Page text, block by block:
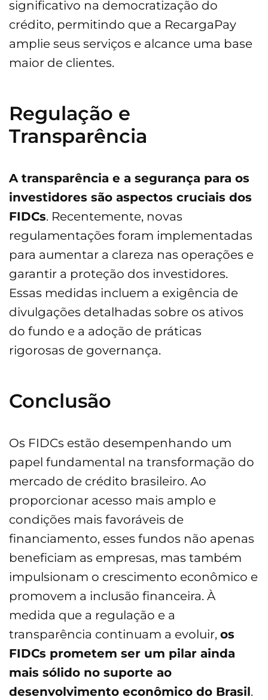
significativo na democratização do
crédito, permitindo que a RecargaPay
amplie seus serviços e alcance uma base
maior de clientes.
Regulação e
Transparência
A transparência e a segurança para os
investidores são aspectos cruciais dos
FIDCs. Recentemente, novas
regulamentações foram implementadas
para aumentar a clareza nas operações e
garantir a proteção dos investidores.
Essas medidas incluem a exigência de
divulgações detalhadas sobre os ativos
do fundo e a adoção de práticas
rigorosas de governança.
Conclusão
Os FIDCs estão desempenhando um
papel fundamental na transformação do
mercado de crédito brasileiro. Ao
proporcionar acesso mais amplo e
condições mais favoráveis de
financiamento, esses fundos não apenas
beneficiam as empresas, mas também
impulsionam o crescimento econômico e
promovem a inclusão financeira. À
medida que a regulação e a
transparência continuam a evoluir, os
FIDCs prometem ser um pilar ainda
mais sólido no suporte ao
desenvolvimento econômico do Brasil.